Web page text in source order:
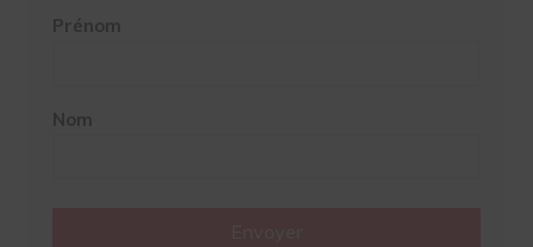
Prénom
Nom